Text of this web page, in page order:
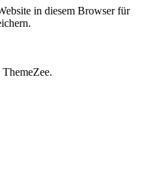
in diesem Browser für